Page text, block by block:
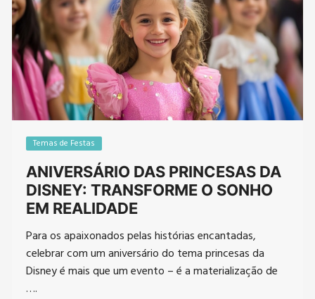
Temas de Festas
ANIVERSÁRIO DAS PRINCESAS DA
DISNEY: TRANSFORME O SONHO
EM REALIDADE
Para os apaixonados pelas histórias encantadas,
celebrar com um aniversário do tema princesas da
Disney é mais que um evento – é a materialização de
….